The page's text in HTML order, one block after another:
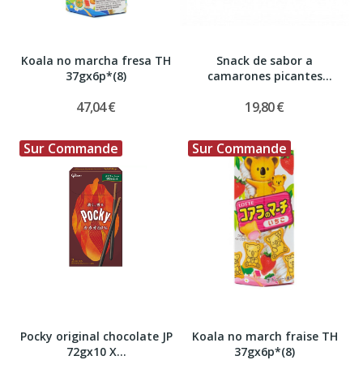
Koala no marcha fresa TH
37gx6p*(8)
47,04 €
Snack de sabor a
camarones picantes
19,80 €
Sur Commande
Pocky original chocolate JP
72gx10 X...
Sur Commande
Koala no march fraise TH
37gx6p*(8)